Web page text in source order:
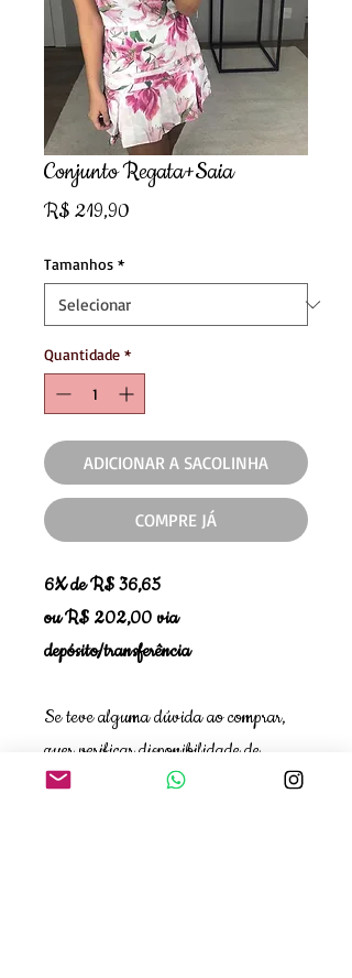
Conjunto Regata+Saia
R$ 219,90
Tamanhos *
Quantidade *
ADICIONAR A SACOLINHA
COMPRE JÁ
6X de R$ 36,65
ou R$ 202,00 via
depósito/transferência
Se teve alguma dúvida ao comprar,
quer verificar disponibilidade de
tamanho ou cor, entre em contato com